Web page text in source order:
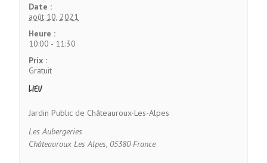
Date :
août 10, 2021
Heure :
10:00 - 11:30
Prix :
Gratuit
Lieu
Jardin Public de Châteauroux-Les-Alpes
Les Aubergeries
Châteauroux Les Alpes, 05380 France